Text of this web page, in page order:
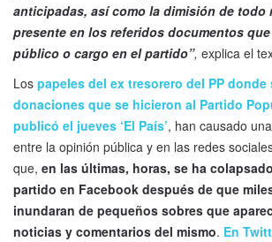
anticipadas, así como la dimisión de todo
presente en los referidos documentos
público o cargo en el partido”, explica el
Los papeles del ex tresorero del PP
donaciones que se hicieron al Partido
publicó el jueves ‘El País’, han causado
entre la opinión pública y en las redes
que, en las últimas, horas, se ha
partido en Facebook después de que
inundaran de pequeños sobres que
noticias y comentarios del mismo. En